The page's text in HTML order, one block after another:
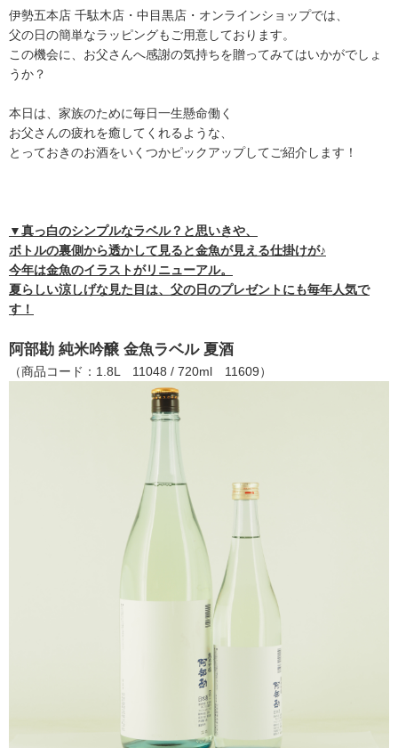
伊勢五本店 千駄木店・中目黒店・オンラインショップでは、
父の日の簡単なラッピングもご用意しております。
この機会に、お父さんへ感謝の気持ちを贈ってみてはいかがでしょ
うか？
本日は、家族のために毎日一生懸命働く
お父さんの疲れを癒してくれるような、
とっておきのお酒をいくつかピックアップしてご紹介します！
▼真っ白のシンプルなラベル？と思いきや、
ボトルの裏側から透かして見ると金魚が見える仕掛けが♪
今年は金魚のイラストがリニューアル。
夏らしい涼しげな見た目は、父の日のプレゼントにも毎年人気で
す！
阿部勘 純米吟醸 金魚ラベル 夏酒
（商品コード：1.8L 11048 / 720ml 11609）